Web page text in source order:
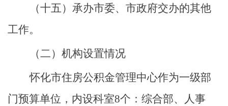
（十五）承办市委、市政府交办的其他
工作。
（二）机构设置情况
怀化市住房公积金管理中心作为一级部
门预算单位，内设科室8个：综合部、人事